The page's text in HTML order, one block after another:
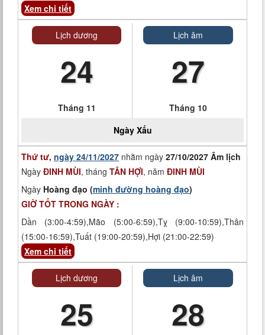
Xem chi tiết
Lịch dương
24
Tháng 11
Lịch âm
27
Tháng 10
Ngày Xấu
Thứ tư, ngày 24/11/2027 nhằm ngày 27/10/2027 Âm lịch
Ngày ĐINH MÙI, tháng TÂN HỢI, năm ĐINH MÙI
Ngày Hoàng đạo (minh đường hoàng đạo)
GIỜ TỐT TRONG NGÀY :
Dần (3:00-4:59),Mão (5:00-6:59),Tỵ (9:00-10:59),Thân
(15:00-16:59),Tuất (19:00-20:59),Hợi (21:00-22:59)
Xem chi tiết
Lịch dương
25
Lịch âm
28